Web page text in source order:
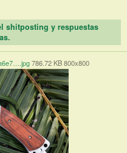
shitposting y respuestas
786.72 KB 800x800